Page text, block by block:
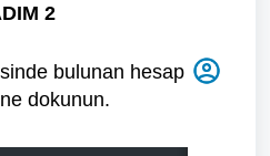
2
bulunan hesap
dokunun.